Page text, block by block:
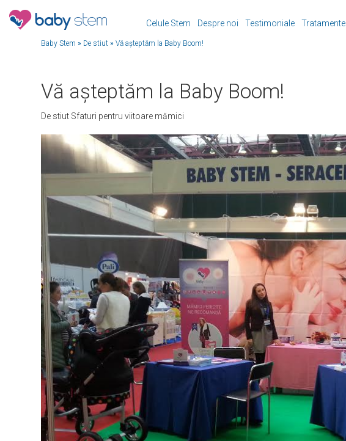
Celule Stem Despre noi Testimoniale Tratamente
Baby Stem » De stiut » Vă așteptăm la Baby Boom!
Vă așteptăm la Baby Boom!
De stiut Sfaturi pentru viitoare mămici